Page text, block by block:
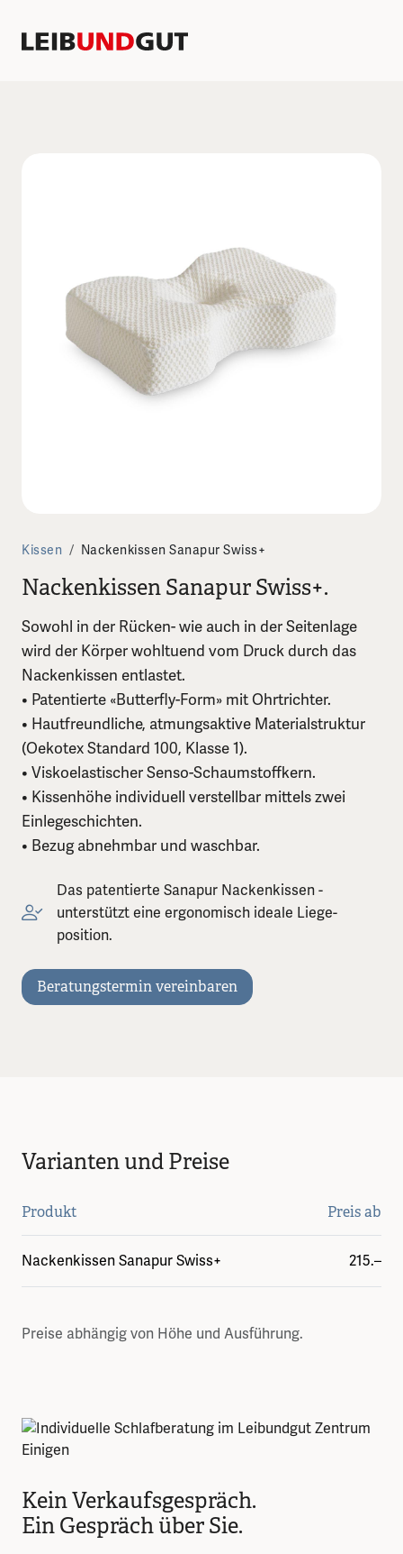
Kissen / Nackenkissen Sanapur Swiss+
Nackenkissen Sanapur Swiss+.
Sowohl in der Rücken- wie auch in der Seitenlage
wird der Körper wohltuend vom Druck durch das
Nackenkissen entlastet.
• Patentierte «Butterfly-Form» mit Ohrtrichter.
• Hautfreundliche, atmungsaktive Materialstruktur
(Oekotex Standard 100, Klasse 1).
• Viskoelastischer Senso-Schaumstoffkern.
• Kissenhöhe individuell verstellbar mittels zwei
Einlegeschichten.
• Bezug abnehmbar und waschbar.
Das patentierte Sanapur Nackenkissen ­
unterstützt eine ­ergonomisch ideale Liege­
position.
Beratungstermin vereinbaren
Varianten und Preise
Produkt Preis ab
Nackenkissen Sanapur Swiss+ 215.–
Preise abhängig von Höhe und Ausführung.
Kein Verkaufsgespräch.
Ein Gespräch über Sie.